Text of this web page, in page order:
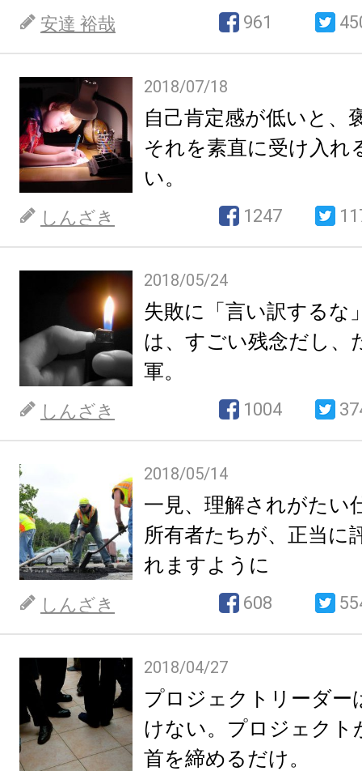
安達 裕哉 961
2018/07/18
自己肯定感が低いと、
それを素直に受け入れ
い。
しんざき 1247
2018/05/24
失敗に「言い訳するな
は、すごい残念だし、
軍。
しんざき 1004
2018/05/14
一見、理解されがたい
所有者たちが、正当に
れますように
しんざき 608
2018/04/27
プロジェクトリーダー
けない。プロジェクト
首を締めるだけ。